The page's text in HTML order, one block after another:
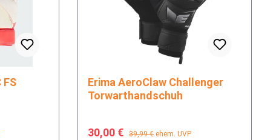
Erima AeroClaw Challenger
Torwarthandschuh
Verkaufspreis:
30,00 € Regulärer Preis:
39,99 € ehem. UVP